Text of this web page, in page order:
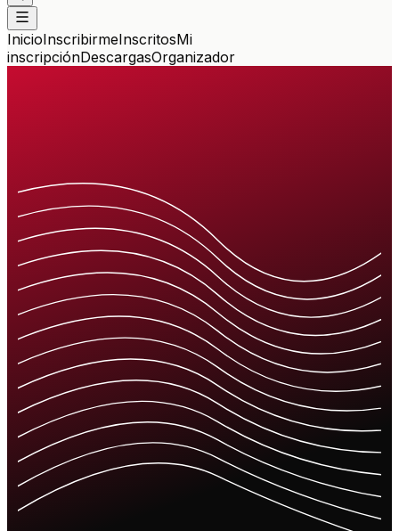
InicioInscribirmeInscritosMi
inscripciónDescargasOrganizador